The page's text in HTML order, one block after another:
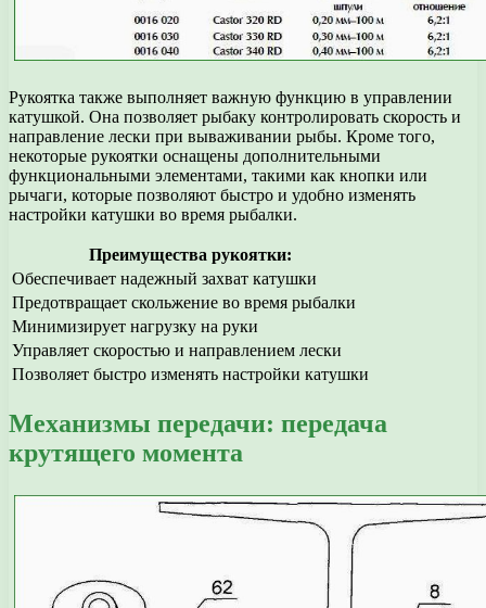
Рукоятка также выполняет важную функцию в управлении
катушкой. Она позволяет рыбаку контролировать скорость и
направление лески при вываживании рыбы. Кроме того,
некоторые рукоятки оснащены дополнительными
функциональными элементами, такими как кнопки или
рычаги, которые позволяют быстро и удобно изменять
настройки катушки во время рыбалки.
Преимущества рукоятки:
Обеспечивает надежный захват катушки
Предотвращает скольжение во время рыбалки
Минимизирует нагрузку на руки
Управляет скоростью и направлением лески
Позволяет быстро изменять настройки катушки
Механизмы передачи: передача
крутящего момента